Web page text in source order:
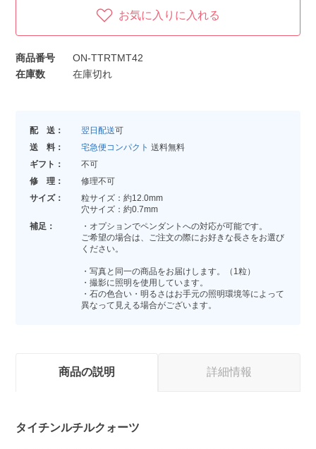
お気に入りに入れる
商品番号
ON-TTRTMT42
在庫数
在庫切れ
配 送： 翌日配送可
送 料：
宅急便コンパクト 送料無料
ギフト：
不可
修 理：
修理不可
サイズ：
粒サイズ：約12.0mm
穴サイズ：約0.7mm
補足：
・オプションでペンダントへの対応が可能です。
ご希望の場合は、ご注文の際にお好きな長さをお選び
ください。
・写真と同一の商品をお届けします。（1粒）
・撮影に照明を使用しています。
・石の色合い・明るさはお手元の照明環境等によって
異なって見える場合がございます。
商品の説明 詳細情報
タイチンルチルクォーツ